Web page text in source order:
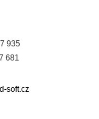
935
681
soft.cz